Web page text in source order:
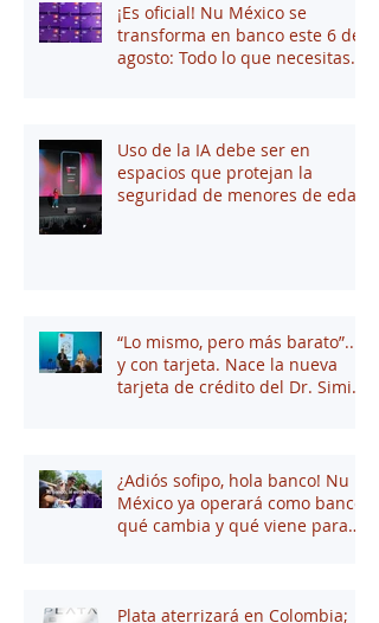
¡Es oficial! Nu México se
transforma en banco este 6 de
agosto: Todo lo que necesitas
Uso de la IA debe ser en
espacios que protejan la
seguridad de menores de edad
“Lo mismo, pero más barato”...
y con tarjeta. Nace la nueva
tarjeta de crédito del Dr. Simi
¿Adiós sofipo, hola banco! Nu
México ya operará como banco:
qué cambia y qué viene para
Plata aterrizará en Colombia;